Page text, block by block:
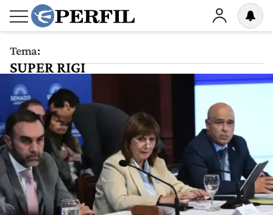
Tema:
SUPER RIGI